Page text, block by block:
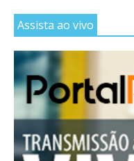
Assista ao vivo